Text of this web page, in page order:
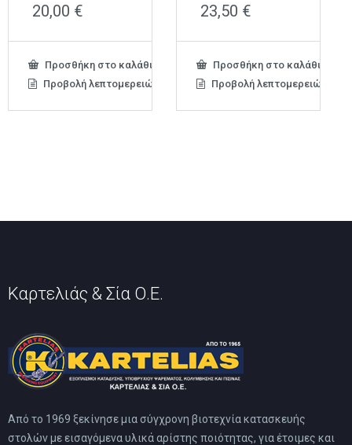
20,00 €
Προσθήκη στο καλάθι
Προβολή λεπτομερειών
23,50 €
Προσθήκη στο καλάθι
Προβολή λεπτομερειών
Καρτελιάς & Σία Ο.Ε.
Από το 1969 ξεκίνησε μια σύγχρονη βιοτεχνία κατασκευής
στολών με εισαγόμενα υλικά αρίστης ποιότητας, για έτοιμες και